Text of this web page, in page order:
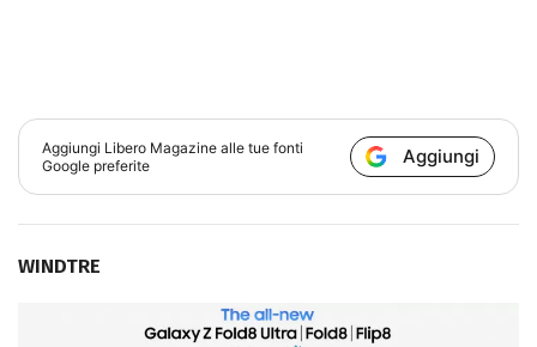
Aggiungi Libero Magazine alle tue fonti
Google preferite
Aggiungi
WINDTRE